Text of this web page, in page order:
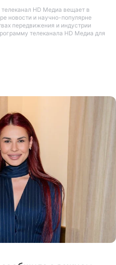
HD Медиа вещает в
новости и научно-популярне
передвижения и индустрии
телеканала HD Медиа для